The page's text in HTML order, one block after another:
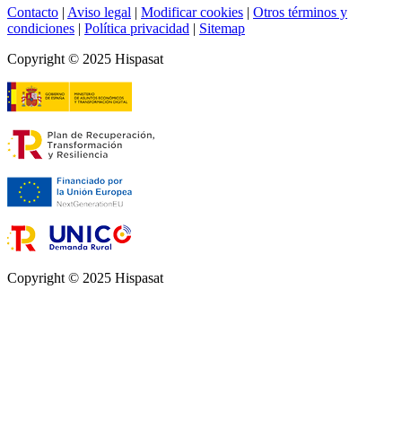
Contacto | Aviso legal | Modificar cookies | Otros términos y
condiciones | Política privacidad | Sitemap
Copyright © 2025 Hispasat
Copyright © 2025 Hispasat